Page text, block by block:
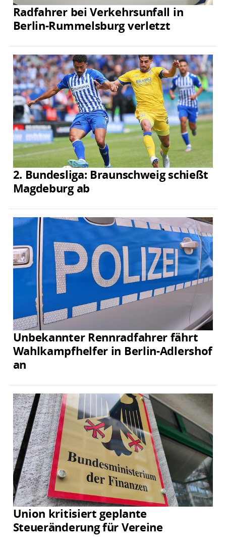
Radfahrer bei Verkehrsunfall in
Berlin-Rummelsburg verletzt
2. Bundesliga: Braunschweig schießt
Magdeburg ab
Unbekannter Rennradfahrer fährt
Wahlkampfhelfer in Berlin-Adlershof
an
Union kritisiert geplante
Steueränderung für Vereine